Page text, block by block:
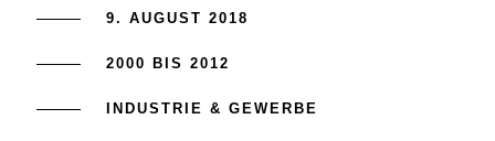
9. AUGUST 2018
2000 BIS 2012
INDUSTRIE & GEWERBE